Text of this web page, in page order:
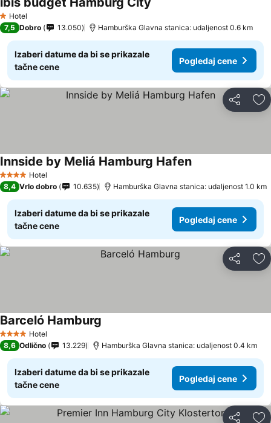
1 Zvezdice
Hotel
7,5 Dobro 13.050 Hamburška Glavna stanica: udaljenost 0.6 km
Izaberi datume da bi se prikazale
tačne cene
Pogledaj cene
Deli
4 ZvezdiceHotel
Innside by Meliá Hamburg Hafen
8,4 Vrlo dobro 10.635 Hamburška Glavna stanica: udaljenost 1.0 km
Izaberi datume da bi se prikazale
tačne cene
Pogledaj cene
Deli
4 ZvezdiceHotel
Barceló Hamburg
8,6 Odlično 13.229 Hamburška Glavna stanica: udaljenost 0.4 km
Izaberi datume da bi se prikazale
tačne cene
Pogledaj cene